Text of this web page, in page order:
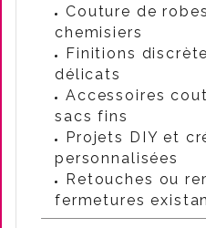
Couture de
chemisiers
Finitions
délicats
Accessoires
sacs fins
Projets DIY et
personnalisées
Retouches ou
fermetures